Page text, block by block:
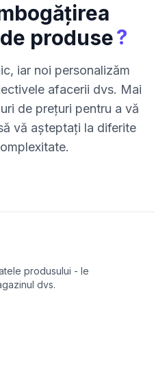
produse?
iar noi personalizăm
afacerii dvs. Mai
de prețuri pentru a vă
vă așteptați la diferite
produsului - le
dvs.